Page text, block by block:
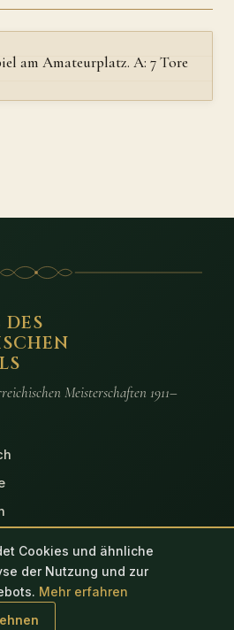
am Amateurplatz. A: 7 Tore
Meisterschaften 1911–
Ligafussballs
Cookies und ähnliche
der Nutzung und zur
Mehr erfahren